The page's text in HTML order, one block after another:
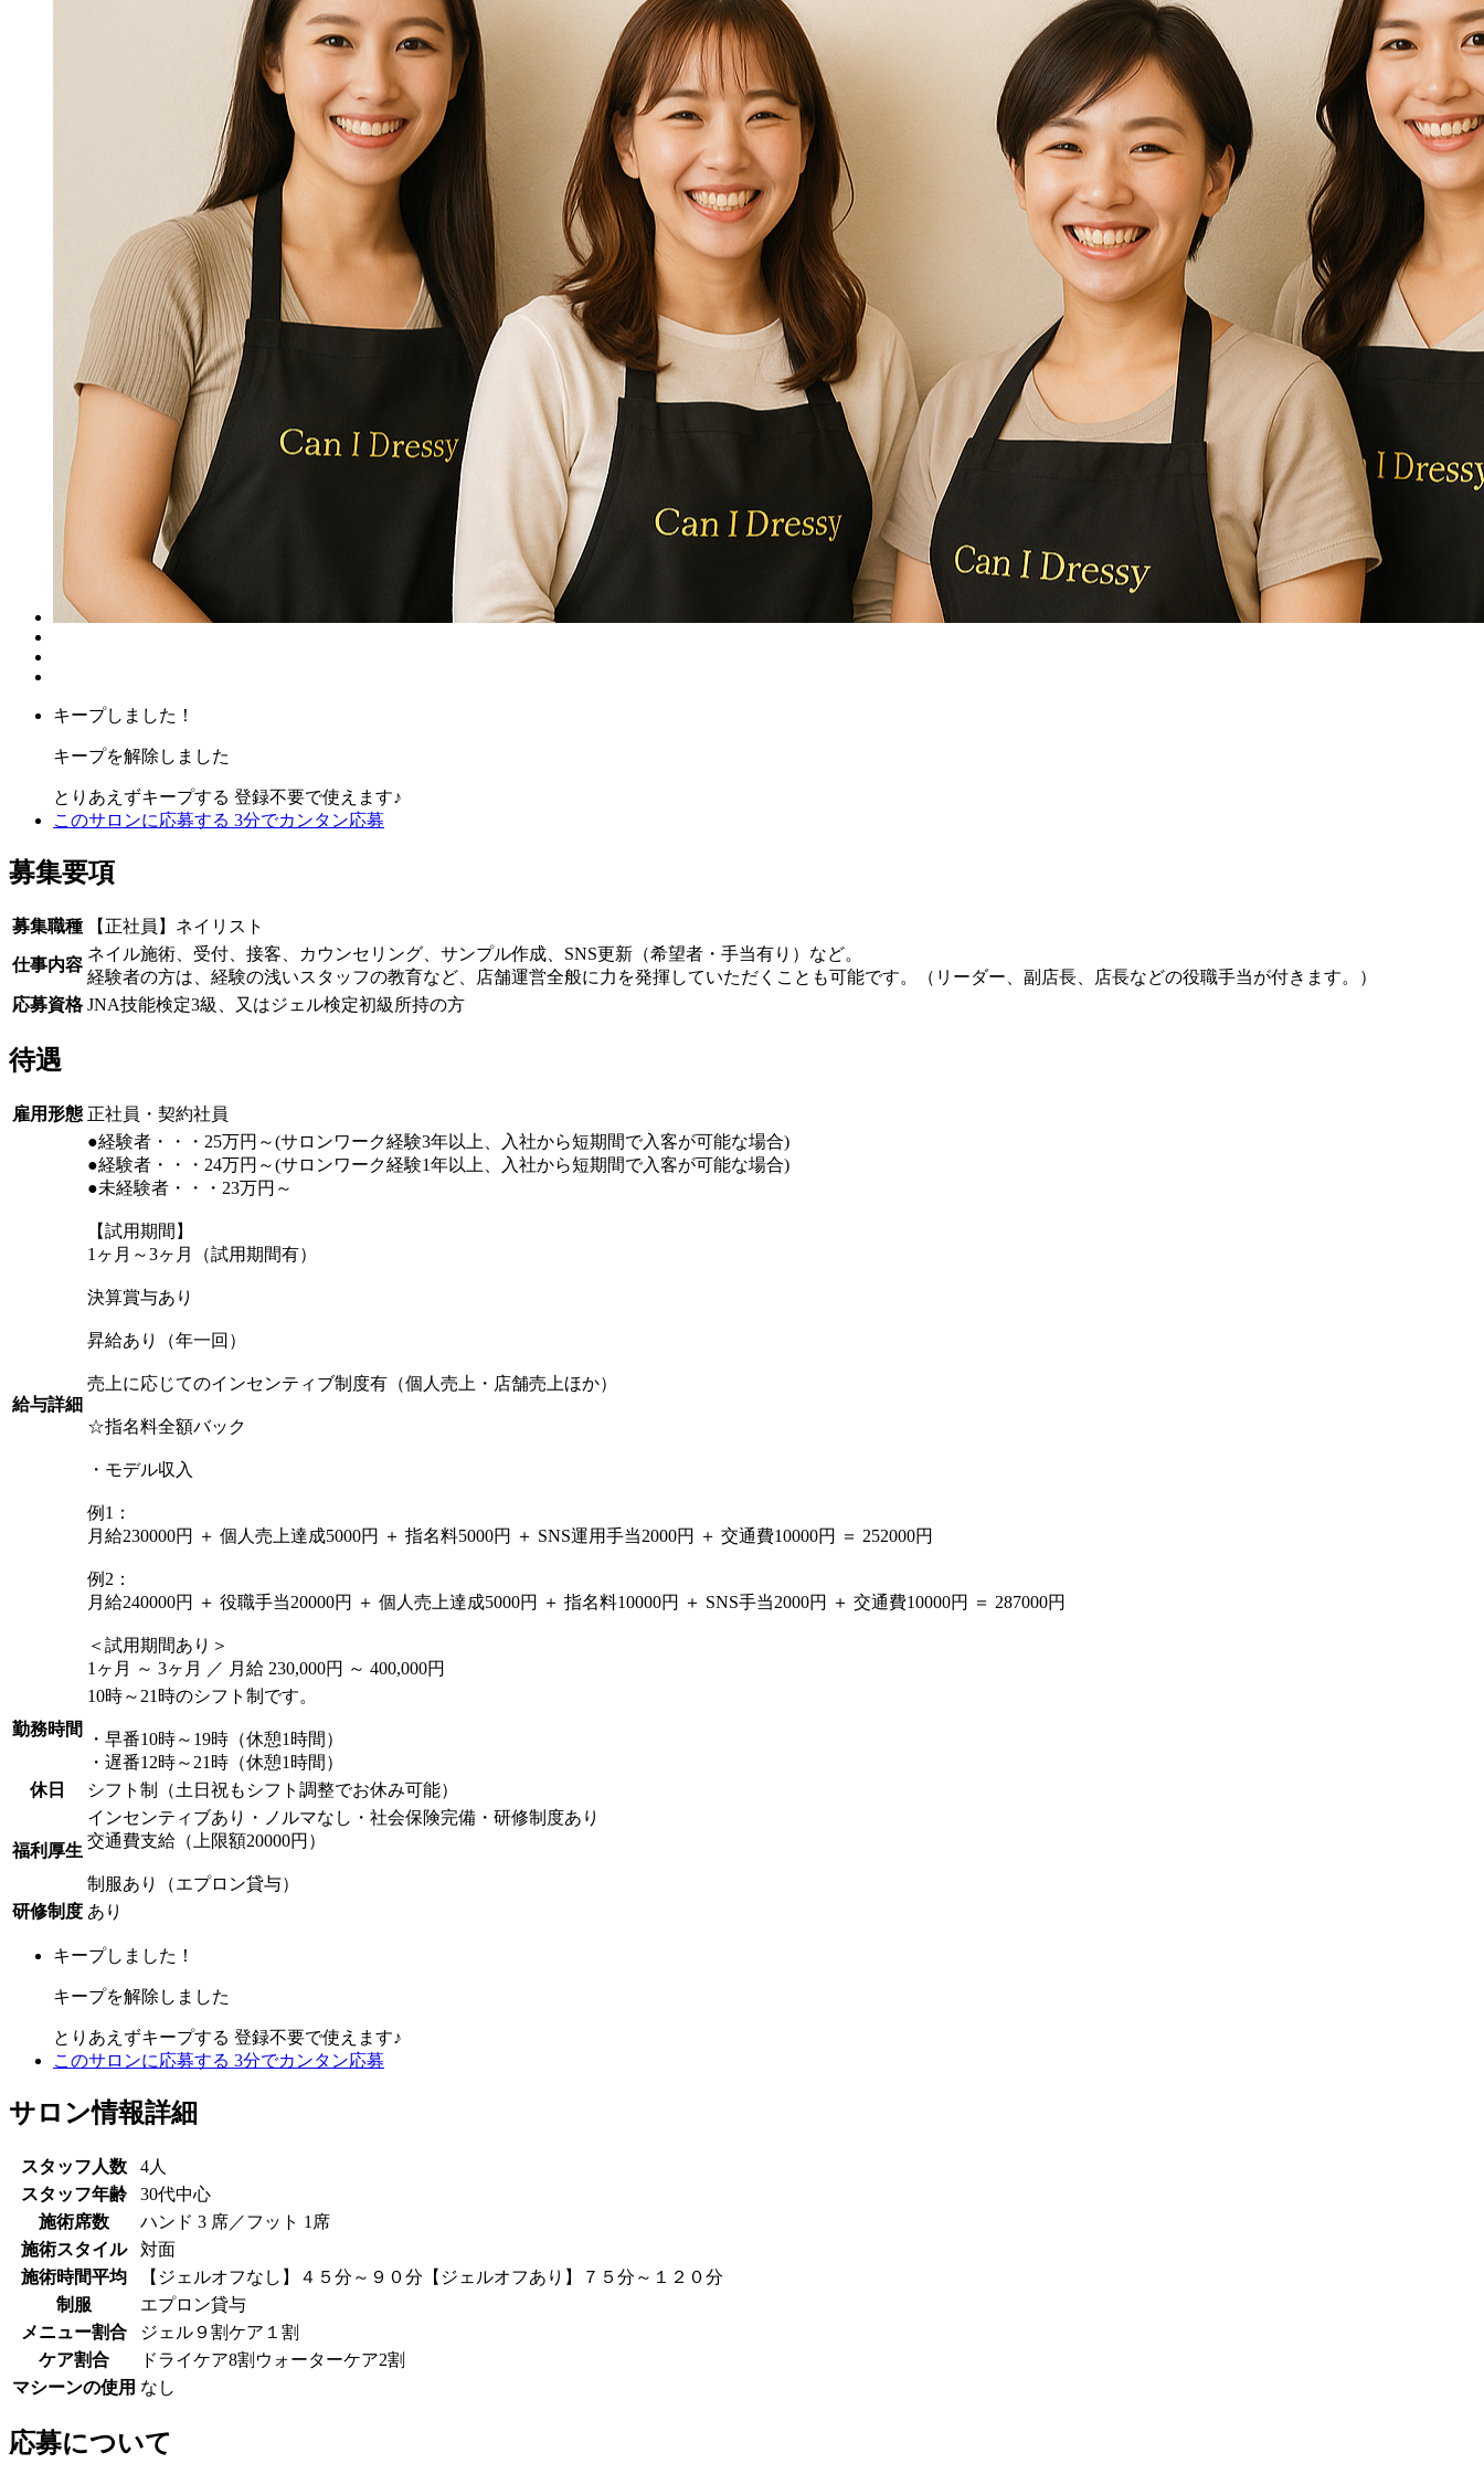
キープしました！
キープを解除しました
とりあえずキープする 登録不要で使えます♪
このサロンに応募する 3分でカンタン応募
募集要項
募集職種 【正社員】ネイリスト
仕事内容
ネイル施術、受付、接客、カウンセリング、サンプル作成、SNS更新（希望者・手当有り）など。
経験者の方は、経験の浅いスタッフの教育など、店舗運営全般に力を発揮していただくことも可能です。（リーダー、副店長、店長などの役職手当が付きます。）
応募資格 JNA技能検定3級、又はジェル検定初級所持の方
待遇
雇用形態 正社員・契約社員
給与詳細
●経験者・・・25万円～(サロンワーク経験3年以上、入社から短期間で入客が可能な場合)
●経験者・・・24万円～(サロンワーク経験1年以上、入社から短期間で入客が可能な場合)
●未経験者・・・23万円～
【試用期間】
1ヶ月～3ヶ月（試用期間有）
決算賞与あり
昇給あり（年一回）
売上に応じてのインセンティブ制度有（個人売上・店舗売上ほか）
☆指名料全額バック
・モデル収入
例1：
月給230000円 ＋ 個人売上達成5000円 ＋ 指名料5000円 ＋ SNS運用手当2000円 ＋ 交通費10000円 ＝ 252000円
例2：
月給240000円 ＋ 役職手当20000円 ＋ 個人売上達成5000円 ＋ 指名料10000円 ＋ SNS手当2000円 ＋ 交通費10000円 ＝ 287000円
＜試用期間あり＞
1ヶ月 ～ 3ヶ月 ／ 月給 230,000円 ～ 400,000円
勤務時間
10時～21時のシフト制です。
・早番10時～19時（休憩1時間）
・遅番12時～21時（休憩1時間）
休日
シフト制（土日祝もシフト調整でお休み可能）
福利厚生
インセンティブあり・ノルマなし・社会保険完備・研修制度あり
交通費支給（上限額20000円）
制服あり（エプロン貸与）
研修制度 あり
キープしました！
キープを解除しました
とりあえずキープする 登録不要で使えます♪
このサロンに応募する 3分でカンタン応募
サロン情報詳細
スタッフ人数
4人
スタッフ年齢
30代中心
施術席数
ハンド 3 席／フット 1席
施術スタイル
対面
施術時間平均
【ジェルオフなし】４５分～９０分【ジェルオフあり】７５分～１２０分
制服
エプロン貸与
メニュー割合
ジェル９割ケア１割
ケア割合
ドライケア8割ウォーターケア2割
マシーンの使用 なし
応募について